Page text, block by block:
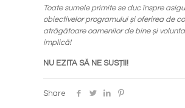
Toate sumele primite se duc înspre
obiectivelor programului și oferirea de
atrăgătoare oamenilor de bine și
implică!
NU EZITA SĂ NE SUSȚII!
Share